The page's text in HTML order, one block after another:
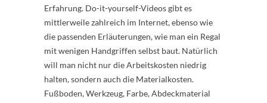
Erfahrung. Do-it-yourself-Videos gibt es
mittlerweile zahlreich im Internet, ebenso wie
die passenden Erläuterungen, wie man ein Regal
mit wenigen Handgriffen selbst baut. Natürlich
will man nicht nur die Arbeitskosten niedrig
halten, sondern auch die Materialkosten.
Fußboden, Werkzeug, Farbe, Abdeckmaterial